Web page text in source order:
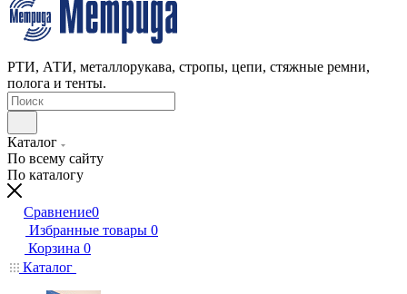
РТИ, АТИ, металлорукава, стропы, цепи, стяжные ремни,
полога и тенты.
Каталог
По всему сайту
По каталогу
Сравнение0
Избранные товары 0
Корзина 0
Каталог